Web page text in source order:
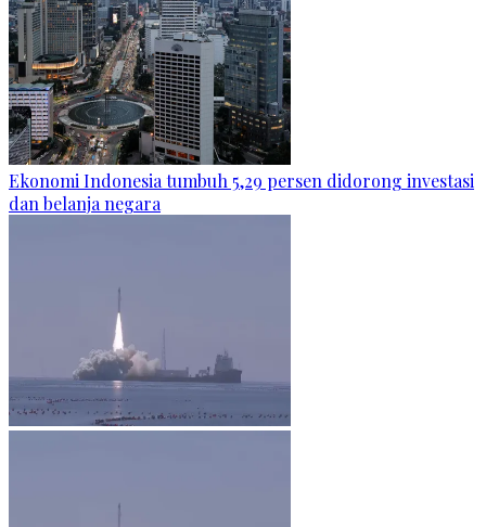
Ekonomi Indonesia tumbuh 5,29 persen didorong investasi
dan belanja negara